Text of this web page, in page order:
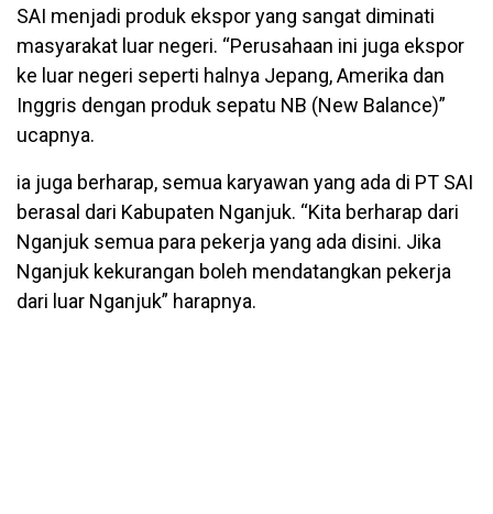
SAI menjadi produk ekspor yang sangat diminati
masyarakat luar negeri. “Perusahaan ini juga ekspor
ke luar negeri seperti halnya Jepang, Amerika dan
Inggris dengan produk sepatu NB (New Balance)”
ucapnya.
ia juga berharap, semua karyawan yang ada di PT SAI
berasal dari Kabupaten Nganjuk. “Kita berharap dari
Nganjuk semua para pekerja yang ada disini. Jika
Nganjuk kekurangan boleh mendatangkan pekerja
dari luar Nganjuk” harapnya.